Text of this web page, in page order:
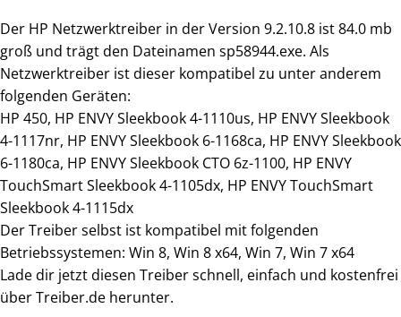
Der HP Netzwerktreiber in der Version 9.2.10.8 ist 84.0 mb
groß und trägt den Dateinamen sp58944.exe. Als
Netzwerktreiber ist dieser kompatibel zu unter anderem
folgenden Geräten:
HP 450, HP ENVY Sleekbook 4-1110us, HP ENVY Sleekbook
4-1117nr, HP ENVY Sleekbook 6-1168ca, HP ENVY Sleekbook
6-1180ca, HP ENVY Sleekbook CTO 6z-1100, HP ENVY
TouchSmart Sleekbook 4-1105dx, HP ENVY TouchSmart
Sleekbook 4-1115dx
Der Treiber selbst ist kompatibel mit folgenden
Betriebssystemen: Win 8, Win 8 x64, Win 7, Win 7 x64
Lade dir jetzt diesen Treiber schnell, einfach und kostenfrei
über Treiber.de herunter.